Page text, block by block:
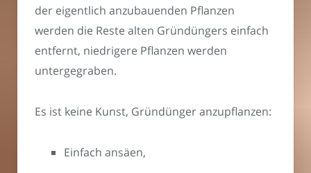
der eigentlich anzubauenden Pflanzen
werden die Reste alten Gründüngers einfach
entfernt, niedrigere Pflanzen werden
untergegraben.
Es ist keine Kunst, Gründünger anzupflanzen:
Einfach ansäen,